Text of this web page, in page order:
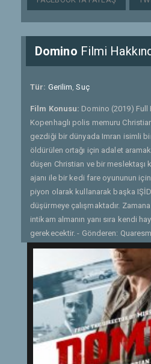
Domino Filmi
Tür: Gerilim,Suç
Film Konusu: Domino (2019) Full
Kopenhaglı polis memuru
gezdiği bir dünyada Imran isimli
öldürülen ortağı için adalet
düşen Christian ve bir meslektaşı
ajanı ile bir kedi fare oyununun
piyon olarak kullanarak başka
düşürmeye çalışmaktadır. Zamana
intikam almanın yanı sıra kendi
gerekecektir. - Gönderen: